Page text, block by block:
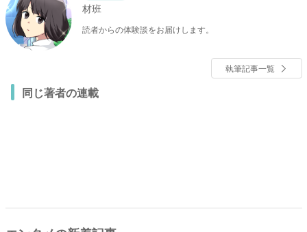
材班
読者からの体験談をお届けします。
執筆記事一覧
同じ著者の連載